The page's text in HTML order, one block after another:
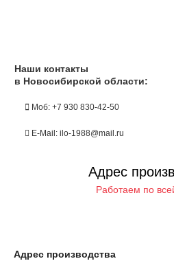
Наши контакты
в Новосибирской области:
Моб: +7 930 830-42-50
E-Mail: ilo-1988@mail.ru
Адрес
Работаем по
Адрес производства